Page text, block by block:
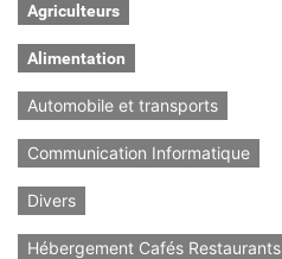
Agriculteurs
Alimentation
Automobile et transports
Communication Informatique
Divers
Hébergement Cafés Restaurants